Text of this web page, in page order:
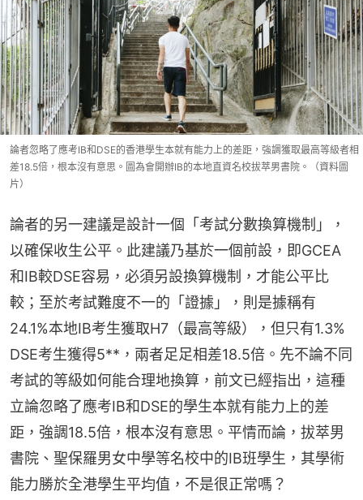
論者忽略了應考IB和DSE的香港學生本就有能力上的差距，強調獲取最高等級者相
差18.5倍，根本沒有意思。圖為會開辦IB的本地直資名校拔萃男書院。（資料圖
片）
論者的另一建議是設計一個「考試分數換算機制」，
以確保收生公平。此建議乃基於一個前設，即GCEA
和IB較DSE容易，必須另設換算機制，才能公平比
較；至於考試難度不一的「證據」，則是據稱有
24.1%本地IB考生獲取H7（最高等級），但只有1.3%
DSE考生獲得5**，兩者足足相差18.5倍。先不論不同
考試的等級如何能合理地換算，前文已經指出，這種
立論忽略了應考IB和DSE的學生本就有能力上的差
距，強調18.5倍，根本沒有意思。平情而論，拔萃男
書院、聖保羅男女中學等名校中的IB班學生，其學術
能力勝於全港學生平均值，不是很正常嗎？